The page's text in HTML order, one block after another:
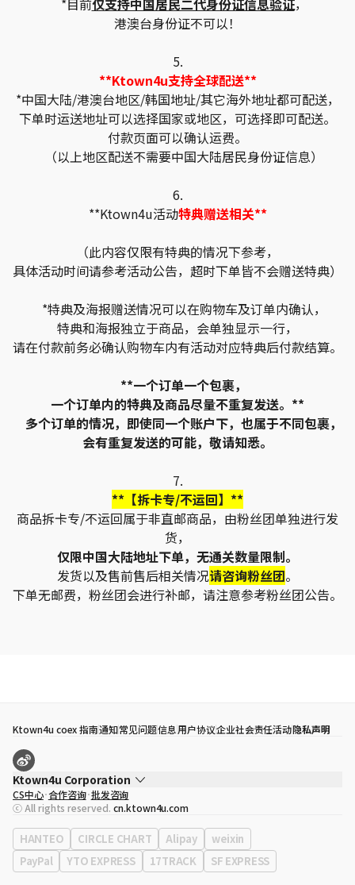
*目前仅支持中国居民二代身份证信息验证，
港澳台身份证不可以！
5.
**Ktown4u支持全球配送**
*中国大陆/港澳台地区/韩国地址/其它海外地址都可配送，
下单时运送地址可以选择国家或地区，可选择即可配送。
付款页面可以确认运费。
（以上地区配送不需要中国大陆居民身份证信息）
6.
**Ktown4u活动特典赠送相关**
（此内容仅限有特典的情况下参考，
具体活动时间请参考活动公告，超时下单皆不会赠送特典）
*特典及海报赠送情况可以在购物车及订单内确认，
特典和海报独立于商品，会单独显示一行，
请在付款前务必确认购物车内有活动对应特典后付款结算。
**一个订单一个包裹，
一个订单内的特典及商品尽量不重复发送。**
多个订单的情况，即使同一个账户下，也属于不同包裹，
会有重复发送的可能，敬请知悉。
7.
**【拆卡专/不运回】**
商品拆卡专/不运回属于非直邮商品，由粉丝团单独进行发
货，
仅限中国大陆地址下单，无通关数量限制。
发货以及售前售后相关情况请咨询粉丝团。
下单无邮费，粉丝团会进行补邮，请注意参考粉丝团公告。
Ktown4u coex 指南通知常见问题信息用户协议企业社会责任活动隐私声明
Ktown4u Corporation
代表
宋効珉
营业执照 120-87-71116
公司地址 首尔特别市 江南区 岭东大路 513号 3楼 （三成洞， coex)
CS中心 合作咨询 批发咨询
ⓒ All rights reserved. cn.ktown4u.com
HANTEO CIRCLE CHART Alipay
weixin
PayPal
YTO EXPRESS 17TRACK SF EXPRESS